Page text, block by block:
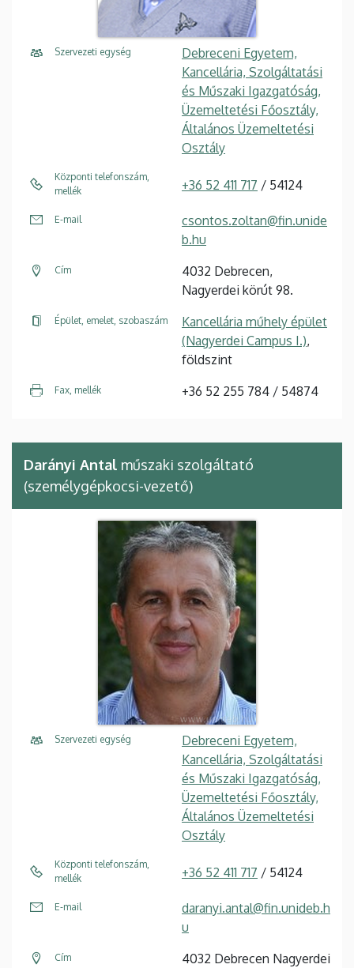
Szervezeti egység
Debreceni Egyetem,
Kancellária, Szolgáltatási
és Műszaki Igazgatóság,
Üzemeltetési Főosztály,
Általános Üzemeltetési
Osztály
Központi telefonszám,
mellék
+36 52 411 717 / 54124
E-mail
csontos.zoltan@fin.unide
b.hu
Cím
4032 Debrecen,
Nagyerdei körút 98.
Épület, emelet, szobaszám
Kancellária műhely épület
(Nagyerdei Campus I.),
földszint
Fax, mellék +36 52 255 784 / 54874
Darányi Antal műszaki szolgáltató
(személygépkocsi-vezető)
Szervezeti egység
Debreceni Egyetem,
Kancellária, Szolgáltatási
és Műszaki Igazgatóság,
Üzemeltetési Főosztály,
Általános Üzemeltetési
Osztály
Központi telefonszám,
mellék
+36 52 411 717 / 54124
E-mail
daranyi.antal@fin.unideb.h
u
Cím
4032 Debrecen Nagyerdei